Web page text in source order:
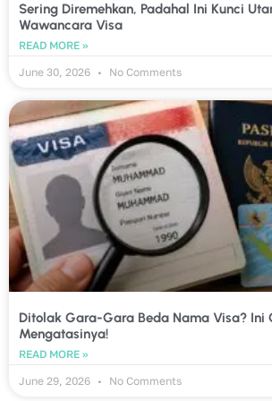
Sering Diremehkan, Padahal Ini Kunci
Wawancara Visa
READ MORE »
June 30, 2026
No Comments
Ditolak Gara-Gara Beda Nama Visa? Ini
Mengatasinya!
READ MORE »
June 29, 2026
No Comments